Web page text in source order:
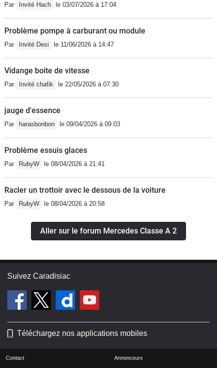
Par Invité Hach le 03/07/2026 à 17:04
Problème pompe à carburant ou module
Par Invité Desi le 11/06/2026 à 14:47
Vidange boite de vitesse
Par Invité chafik le 22/05/2026 à 07:30
jauge d'essence
Par harasbonbon le 09/04/2026 à 09:03
Problème essuis glaces
Par RubyW le 08/04/2026 à 21:41
Racler un trottoir avec le dessous de la voiture
Par RubyW le 08/04/2026 à 20:58
Aller sur le forum Mercedes Classe A 2
Suivez Caradisiac
Téléchargez nos applications mobiles
Contact Annonceurs